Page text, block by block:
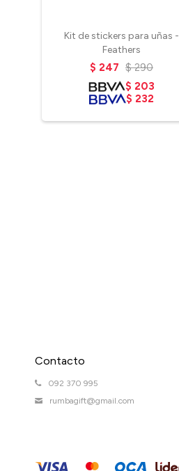
Kit de stickers para uñas -
Feathers
$ 247 $ 290
$ 203
$ 232
Contacto
092 370 995
rumbagift@gmail.com